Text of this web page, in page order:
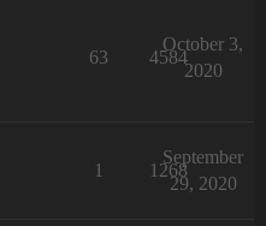
63 4584
October 3,
2020
1 1268
September
29, 2020